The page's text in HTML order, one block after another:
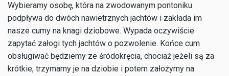
Wybieramy osobę, która na zwodowanym pontoniku
podpływa do dwóch nawietrznych jachtów i zakłada im
nasze cumy na knagi dziobowe. Wypada oczywiście
zapytać załogi tych jachtów o pozwolenie. Końce cum
obsługiwać będziemy ze śródokręcia, chociaż jeżeli są za
krótkie, trzymamy je na dziobie i potem założymy na